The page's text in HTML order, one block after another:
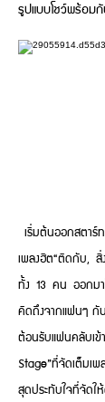
รูปแบบโชว์พร้อม
เริ่มต้นออกสตา
เพลงฮิต“ติดกับ,
ทั้ง 13 คน ออกมา
คิดถึงจากแฟนๆ
ต้อนรับแฟนคลับเ
Stage”ที่จัดเต็มเพ
สุดประทับใจที่จัด